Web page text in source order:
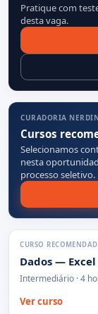
Pratique com
desta vaga.
CURADORIA
Cursos
Selecionamos
nesta
processo seletivo.
CURSO
Dados —
Intermediário · 4
Ver curso